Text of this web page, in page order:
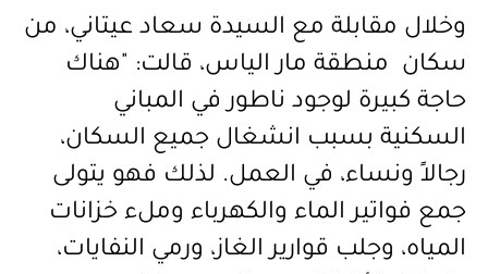
وخلال مقابلة مع السيدة سعاد عيتاني، من
سكان منطقة مار الياس، قالت: "هناك
حاجة كبيرة لوجود ناطور في المباني
السكنية بسبب انشغال جميع السكان،
رجالاً ونساء، في العمل. لذلك فهو يتولى
جمع فواتير الماء والكهرباء وملء خزانات
المياه، وجلب قوارير الغاز، ورمي النفايات،